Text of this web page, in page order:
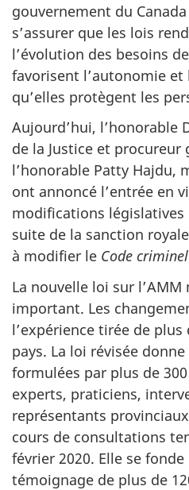
gouvernement du
s’assurer que les lois
l’évolution des besoins
favorisent l’autonomie
qu’elles protègent les
Aujourd’hui, l’honorable
de la Justice et procureur
l’honorable Patty Hajdu,
ont annoncé l’entrée en
modifications législatives
suite de la sanction
à modifier le Code criminel
La nouvelle loi sur
important. Les
l’expérience tirée de plus
pays. La loi révisée
formulées par plus de
experts, praticiens,
représentants
cours de consultations
février 2020. Elle se
témoignage de plus de